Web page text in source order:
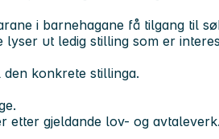
i barnehagane få tilgang til
lyser ut ledig stilling som er
konkrete stillinga.
etter gjeldande lov- og avtaleverk.